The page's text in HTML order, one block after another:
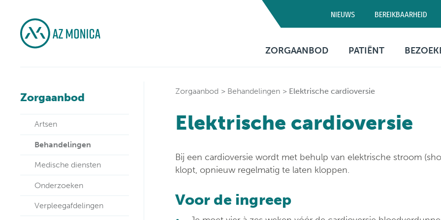
NIEUWS BEREIKBAARHEID
03 320
ZORGAANBOD
Verpleegafdelingen
Behandelingen
PATIËNT
Zorgaanbod
Artsen
Behandelingen
Medische diensten
Onderzoeken
Verpleegafdelingen
Zorgaanbod Behandelingen Elektrische cardioversie
Elektrische cardioversie
Bij een cardioversie wordt met behulp van elektrische stroom
klopt, opnieuw regelmatig te laten kloppen.
Voor de ingreep